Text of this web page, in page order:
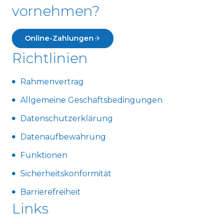
vornehmen?
Online-Zahlungen
Richtlinien
Rahmenvertrag
Allgemeine Geschäftsbedingungen
Datenschutzerklärung
Datenaufbewahrung
Funktionen
Sicherheitskonformität
Barrierefreiheit
Links